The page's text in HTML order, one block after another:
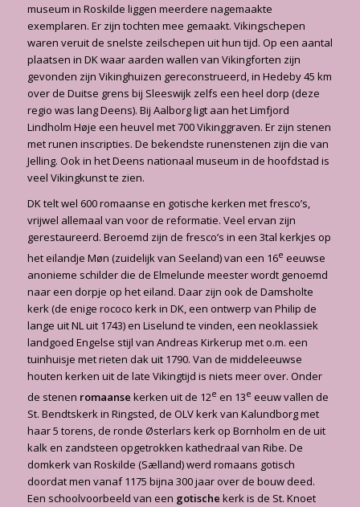
museum in Roskilde liggen meerdere nagemaakte
exemplaren. Er zijn tochten mee gemaakt. Vikingschepen
waren veruit de snelste zeilschepen uit hun tijd. Op een aantal
plaatsen in DK waar aarden wallen van Vikingforten zijn
gevonden zijn Vikinghuizen gereconstrueerd, in Hedeby 45 km
over de Duitse grens bij Sleeswijk zelfs een heel dorp (deze
regio was lang Deens). Bij Aalborg ligt aan het Limfjord
Lindholm Høje een heuvel met 700 Vikinggraven. Er zijn stenen
met runen inscripties. De bekendste runenstenen zijn die van
Jelling. Ook in het Deens nationaal museum in de hoofdstad is
veel Vikingkunst te zien.
DK telt wel 600 romaanse en gotische kerken met fresco’s,
vrijwel allemaal van voor de reformatie. Veel ervan zijn
gerestaureerd. Beroemd zijn de fresco’s in een 3tal kerkjes op
het eilandje Møn (zuidelijk van Seeland) van een 16e eeuwse
anonieme schilder die de Elmelunde meester wordt genoemd
naar een dorpje op het eiland. Daar zijn ook de Damsholte
kerk (de enige rococo kerk in DK, een ontwerp van Philip de
lange uit NL uit 1743) en Liselund te vinden, een neoklassiek
landgoed Engelse stijl van Andreas Kirkerup met o.m. een
tuinhuisje met rieten dak uit 1790. Van de middeleeuwse
houten kerken uit de late Vikingtijd is niets meer over. Onder
de stenen romaanse kerken uit de 12e en 13e eeuw vallen de
St. Bendtskerk in Ringsted, de OLV kerk van Kalundborg met
haar 5 torens, de ronde Østerlars kerk op Bornholm en de uit
kalk en zandsteen opgetrokken kathedraal van Ribe. De
domkerk van Roskilde (Sælland) werd romaans gotisch
doordat men vanaf 1175 bijna 300 jaar over de bouw deed.
Een schoolvoorbeeld van een gotische kerk is de St. Knoet